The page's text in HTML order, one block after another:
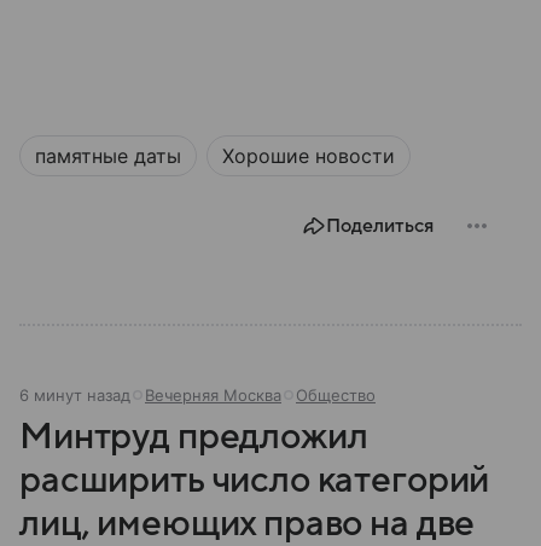
памятные даты Хорошие новости
Поделиться
6 минут назад Вечерняя Москва Общество
Минтруд предложил
расширить число категорий
лиц, имеющих право на две